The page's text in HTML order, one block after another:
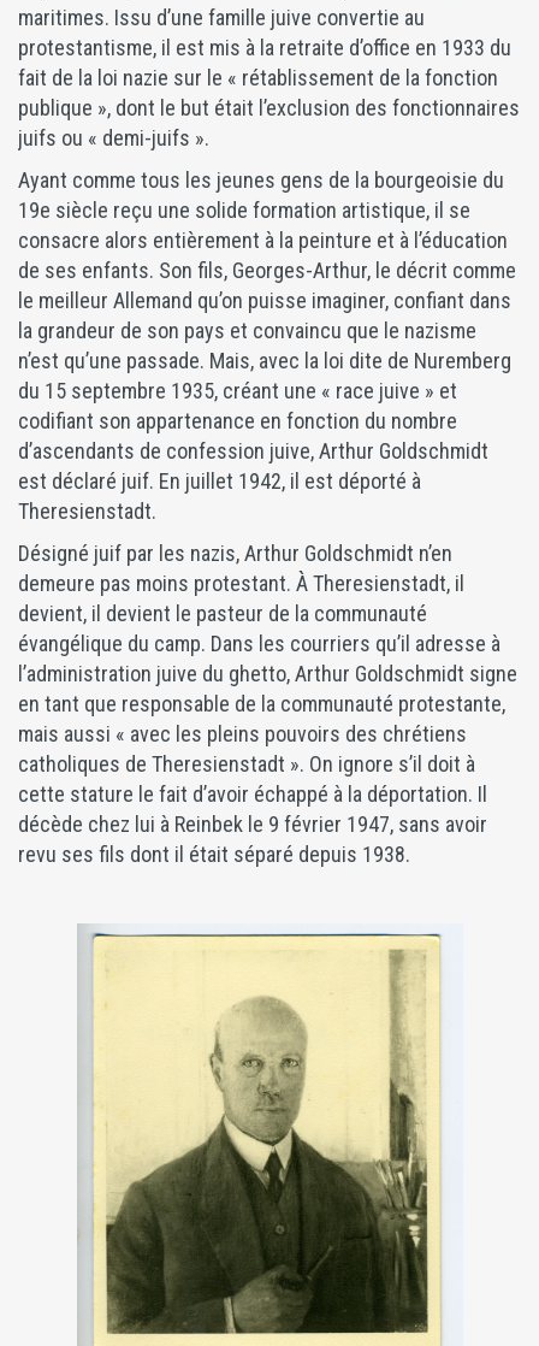
maritimes. Issu d’une famille juive convertie au
protestantisme, il est mis à la retraite d’office en 1933 du
fait de la loi nazie sur le « rétablissement de la fonction
publique », dont le but était l’exclusion des fonctionnaires
juifs ou « demi-juifs ».
Ayant comme tous les jeunes gens de la bourgeoisie du
19e siècle reçu une solide formation artistique, il se
consacre alors entièrement à la peinture et à l’éducation
de ses enfants. Son fils, Georges-Arthur, le décrit comme
le meilleur Allemand qu’on puisse imaginer, confiant dans
la grandeur de son pays et convaincu que le nazisme
n’est qu’une passade. Mais, avec la loi dite de Nuremberg
du 15 septembre 1935, créant une « race juive » et
codifiant son appartenance en fonction du nombre
d’ascendants de confession juive, Arthur Goldschmidt
est déclaré juif. En juillet 1942, il est déporté à
Theresienstadt.
Désigné juif par les nazis, Arthur Goldschmidt n’en
demeure pas moins protestant. À Theresienstadt, il
devient, il devient le pasteur de la communauté
évangélique du camp. Dans les courriers qu’il adresse à
l’administration juive du ghetto, Arthur Goldschmidt signe
en tant que responsable de la communauté protestante,
mais aussi « avec les pleins pouvoirs des chrétiens
catholiques de Theresienstadt ». On ignore s’il doit à
cette stature le fait d’avoir échappé à la déportation. Il
décède chez lui à Reinbek le 9 février 1947, sans avoir
revu ses fils dont il était séparé depuis 1938.